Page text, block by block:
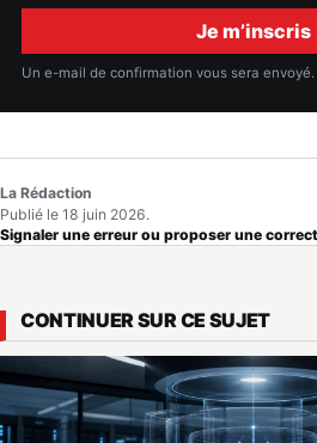
mail
Je m’inscris
Un e-mail de confirmation vous sera
La Rédaction
Publié le 18 juin 2026.
Signaler une erreur ou proposer une
CONTINUER SUR CE SUJET